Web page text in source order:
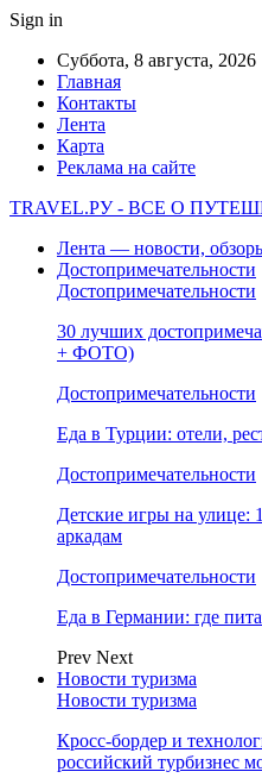
Sign in
Суббота, 8 августа, 2026
Главная
Контакты
Лента
Карта
Реклама на сайте
TRAVEL.РУ - ВСЕ О
Лента — новости,
Достопримечательности
Достопримечательности
30 лучших
+ ФОТО)
Достопримечательности
Еда в Турции: отели,
Достопримечательности
Детские игры на улице:
аркадам
Достопримечательности
Еда в Германии: где
Prev Next
Новости туризма
Новости туризма
Кросс-бордер и
российский турбизнес